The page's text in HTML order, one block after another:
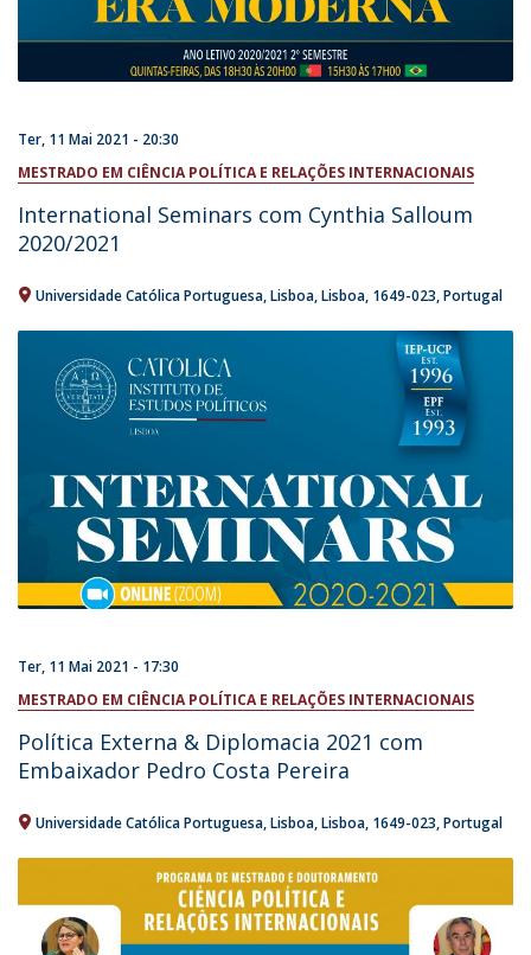
Ter, 11 Mai 2021 - 20:30
MESTRADO EM CIÊNCIA POLÍTICA E RELAÇÕES INTERNACIONAIS
International Seminars com Cynthia Salloum
2020/2021
Universidade Católica Portuguesa Lisboa Lisboa 1649-023 Portugal
Ter, 11 Mai 2021 - 17:30
MESTRADO EM CIÊNCIA POLÍTICA E RELAÇÕES INTERNACIONAIS
Política Externa & Diplomacia 2021 com
Embaixador Pedro Costa Pereira
Universidade Católica Portuguesa Lisboa Lisboa 1649-023 Portugal